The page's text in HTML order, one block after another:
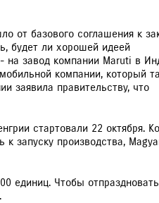
от базового соглашения к
будет ли хорошей идеей
на завод компании Maruti в
компании, который
заявила правительству, что
стартовали 22 октября.
запуску производства,
единиц. Чтобы отпраздновать